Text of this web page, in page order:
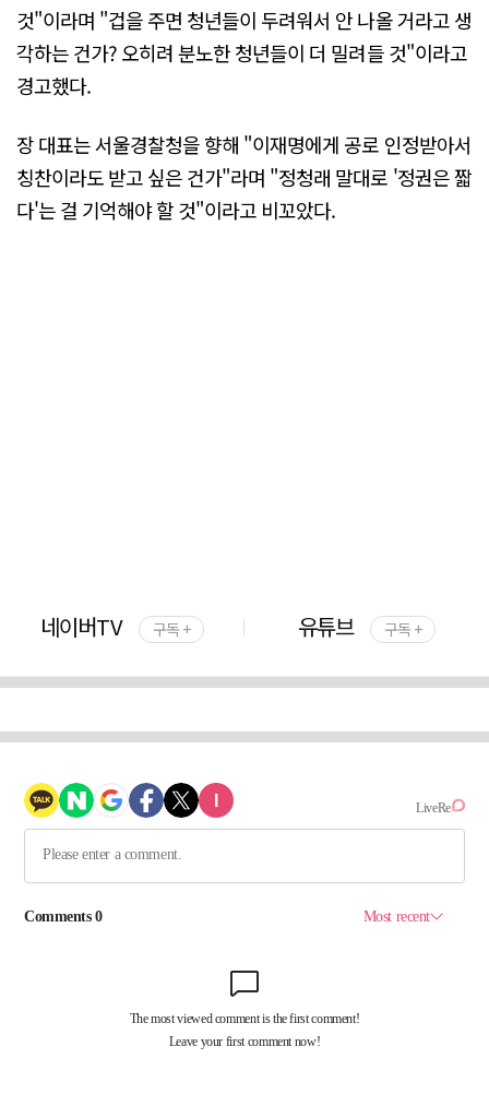
것"이라며 "겁을 주면 청년들이 두려워서 안 나올 거라고 생
각하는 건가? 오히려 분노한 청년들이 더 밀려들 것"이라고
경고했다.
장 대표는 서울경찰청을 향해 "이재명에게 공로 인정받아서
칭찬이라도 받고 싶은 건가"라며 "정청래 말대로 '정권은 짧
다'는 걸 기억해야 할 것"이라고 비꼬았다.
네이버TV 구독 + 유튜브 구독 +